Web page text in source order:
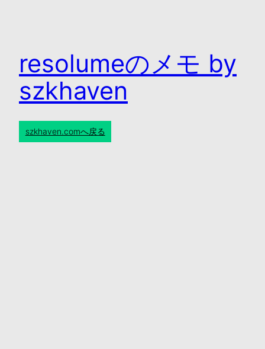
resolumeのメモ by
szkhaven
szkhaven.comへ戻る